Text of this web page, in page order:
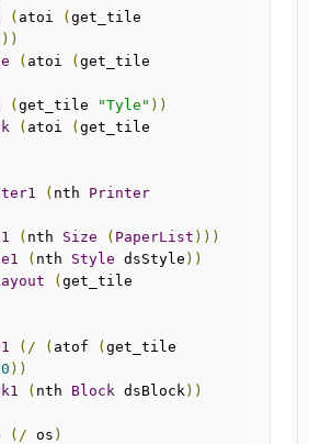
( atoi (
( atoi (
(get_tile "Tyle" ))
( atoi (
( nth Printer
( nth Size ( PaperList )))
( nth Style dsStyle ))
(
(/ ( atof (
))
( nth Block dsBlock ))
(/ os )